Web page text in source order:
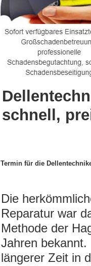
schnell,
Termin für die
Die
Reparatur war
Methode der
Jahren
längerer Zeit in